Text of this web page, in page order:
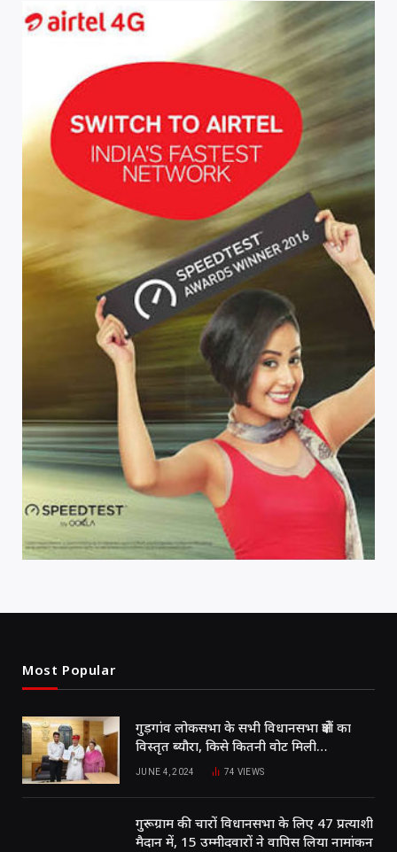
Most Popular
गुड़गांव लोकसभा के सभी विधानसभा क्षेत्रों का
विस्तृत ब्यौरा, किसे कितनी वोट मिली…
JUNE 4, 2024 74 VIEWS
गुरूग्राम की चारों विधानसभा के लिए 47 प्रत्याशी
मैदान में, 15 उम्मीदवारों ने वापिस लिया नामांकन